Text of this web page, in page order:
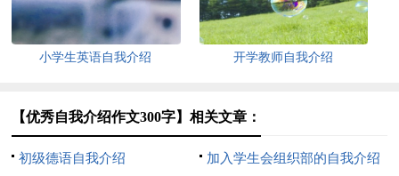
小学生英语自我介绍 开学教师自我介绍
【优秀自我介绍作文300字】相关文章：
初级德语自我介绍
加入学生会组织部的自我介绍